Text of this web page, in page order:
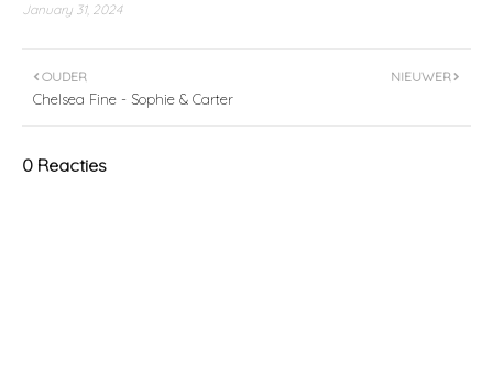
January 31, 2024
NIEUWER
OUDER
Chelsea Fine - Sophie & Carter
0 Reacties